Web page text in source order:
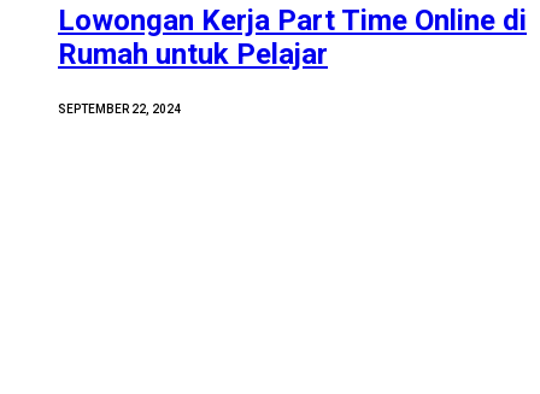
Lowongan Kerja Part Time Online di
Rumah untuk Pelajar
SEPTEMBER 22, 2024